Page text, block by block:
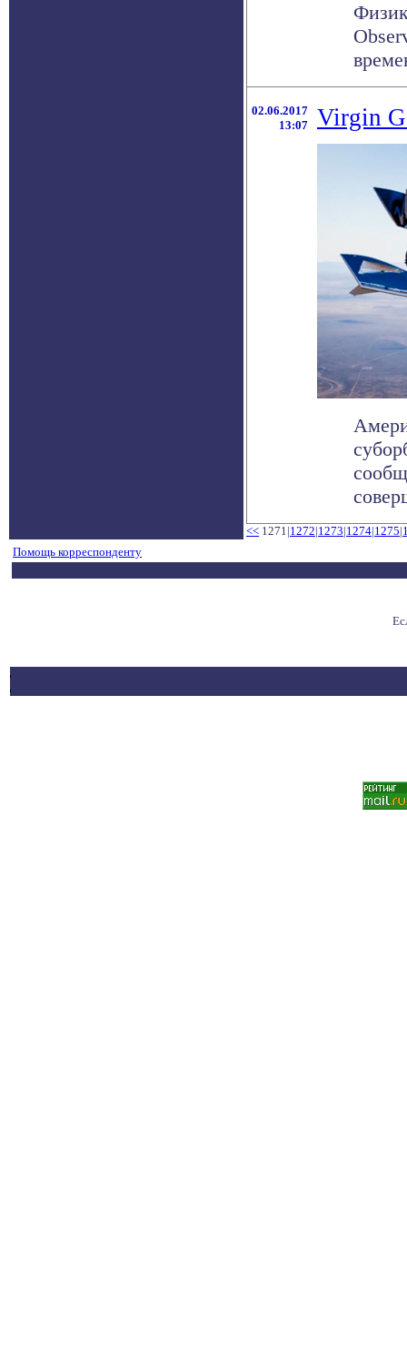
02.06.2017
13:07
Virgin
<< 1271|1272|1273|1274|1275|
Помощь корреспонденту